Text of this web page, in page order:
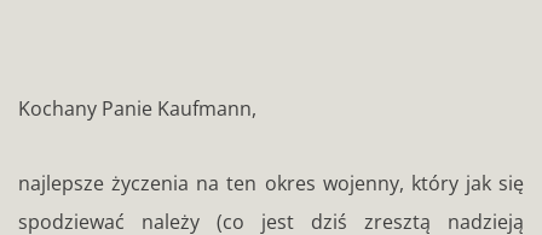
Kochany Panie Kaufmann,
najlepsze życzenia na ten okres wojenny, który jak się
spodziewać należy (co jest dziś zresztą nadzieją